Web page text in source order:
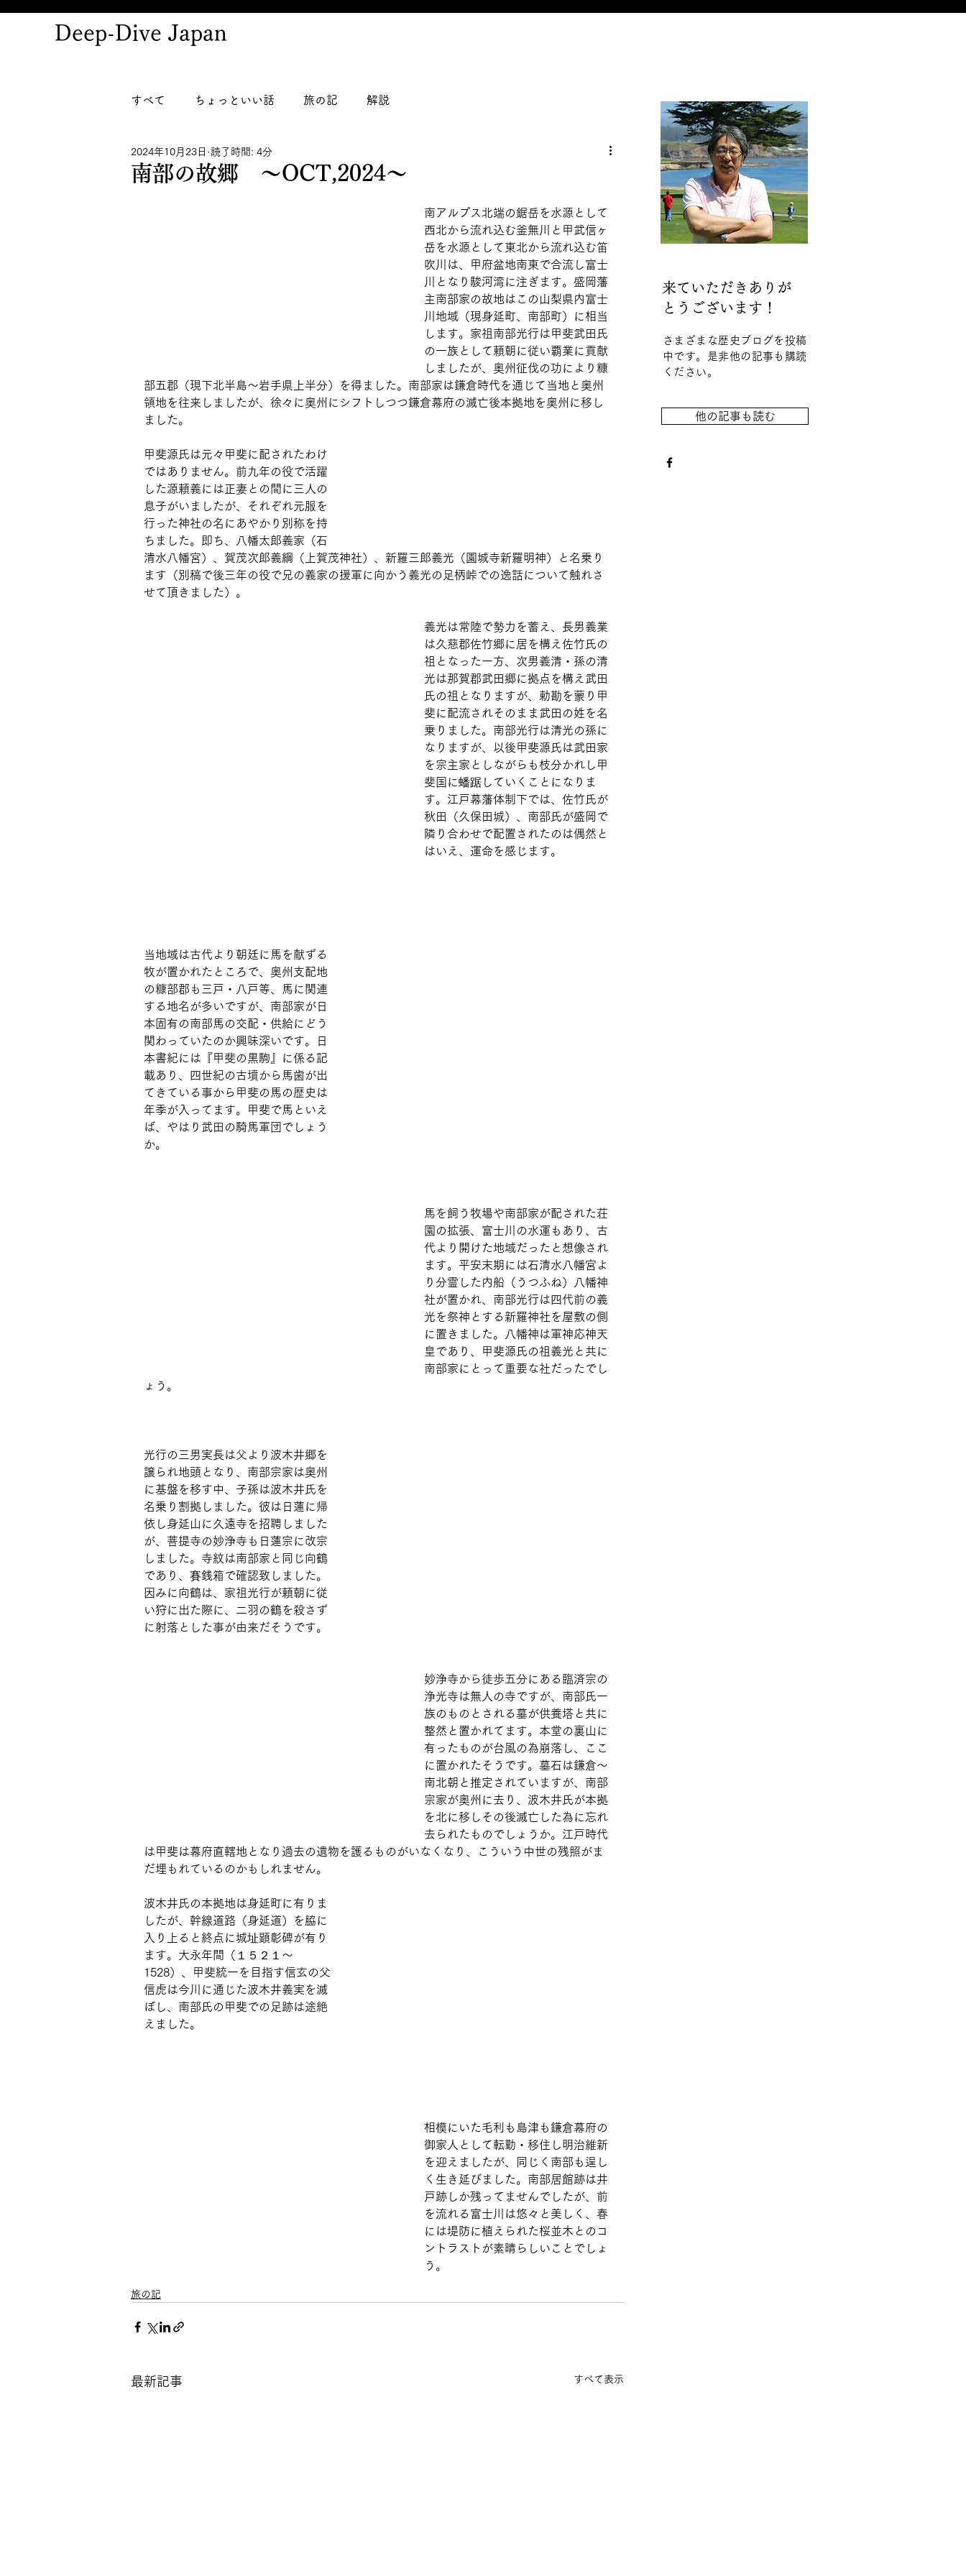
Deep-Dive Japan
すべて ちょっといい話 旅の記 解説
南部の故郷 ～OCT,2024～
2024年10月23日 読了時間: 4分
南アルプス北端の鋸岳を水源として
西北から流れ込む釜無川と甲武信ヶ
岳を水源として東北から流れ込む笛
吹川は、甲府盆地南東で合流し富士
川となり駿河湾に注ぎます。盛岡藩
主南部家の故地はこの山梨県内富士
川地域（現身延町、南部町）に相当
します。家祖南部光行は甲斐武田氏
の一族として頼朝に従い覇業に貢献
しましたが、奥州征伐の功により糠
部五郡（現下北半島～岩手県上半分）を得ました。南部家は鎌倉時代を通じて当地と奥州
領地を往来しましたが、徐々に奥州にシフトしつつ鎌倉幕府の滅亡後本拠地を奥州に移し
ました。
甲斐源氏は元々甲斐に配されたわけ
ではありません。前九年の役で活躍
した源頼義には正妻との間に三人の
息子がいましたが、それぞれ元服を
行った神社の名にあやかり別称を持
ちました。即ち、八幡太郎義家（石
清水八幡宮）、賀茂次郎義綱（上賀茂神社）、新羅三郎義光（園城寺新羅明神）と名乗り
ます（別稿で後三年の役で兄の義家の援軍に向かう義光の足柄峠での逸話について触れさ
せて頂きました）。
義光は常陸で勢力を蓄え、長男義業
は久慈郡佐竹郷に居を構え佐竹氏の
祖となった一方、次男義清・孫の清
光は那賀郡武田郷に拠点を構え武田
氏の祖となりますが、勅勘を蒙り甲
斐に配流されそのまま武田の姓を名
乗りました。南部光行は清光の孫に
なりますが、以後甲斐源氏は武田家
を宗主家としながらも枝分かれし甲
斐国に蟠踞していくことになりま
す。江戸幕藩体制下では、佐竹氏が
秋田（久保田城）、南部氏が盛岡で
隣り合わせで配置されたのは偶然と
はいえ、運命を感じます。
当地域は古代より朝廷に馬を献ずる
牧が置かれたところで、奥州支配地
の糠部郡も三戸・八戸等、馬に関連
する地名が多いですが、南部家が日
本固有の南部馬の交配・供給にどう
関わっていたのか興味深いです。日
本書紀には『甲斐の黒駒』に係る記
載あり、四世紀の古墳から馬歯が出
てきている事から甲斐の馬の歴史は
年季が入ってます。甲斐で馬といえ
ば、やはり武田の騎馬軍団でしょう
か。
馬を飼う牧場や南部家が配された荘
園の拡張、富士川の水運もあり、古
代より開けた地域だったと想像され
ます。平安末期には石清水八幡宮よ
り分霊した内船（うつふね）八幡神
社が置かれ、南部光行は四代前の義
光を祭神とする新羅神社を屋敷の側
に置きました。八幡神は軍神応神天
皇であり、甲斐源氏の祖義光と共に
南部家にとって重要な社だったでし
ょう。
光行の三男実長は父より波木井郷を
譲られ地頭となり、南部宗家は奥州
に基盤を移す中、子孫は波木井氏を
名乗り割拠しました。彼は日蓮に帰
依し身延山に久遠寺を招聘しました
が、菩提寺の妙浄寺も日蓮宗に改宗
しました。寺紋は南部家と同じ向鶴
であり、賽銭箱で確認致しました。
因みに向鶴は、家祖光行が頼朝に従
い狩に出た際に、二羽の鶴を殺さず
に射落とした事が由来だそうです。
妙浄寺から徒歩五分にある臨済宗の
浄光寺は無人の寺ですが、南部氏一
族のものとされる墓が供養塔と共に
整然と置かれてます。本堂の裏山に
有ったものが台風の為崩落し、ここ
に置かれたそうです。墓石は鎌倉～
南北朝と推定されていますが、南部
宗家が奥州に去り、波木井氏が本拠
を北に移しその後滅亡した為に忘れ
去られたものでしょうか。江戸時代
は甲斐は幕府直轄地となり過去の遺物を護るものがいなくなり、こういう中世の残照がま
だ埋もれているのかもしれません。
波木井氏の本拠地は身延町に有りま
したが、幹線道路（身延道）を脇に
入り上ると終点に城址顕彰碑が有り
ます。大永年間（１５２１～
1528）、甲斐統一を目指す信玄の父
信虎は今川に通じた波木井義実を滅
ぼし、南部氏の甲斐での足跡は途絶
えました。
相模にいた毛利も島津も鎌倉幕府の
御家人として転勤・移住し明治維新
を迎えましたが、同じく南部も逞し
く生き延びました。南部居館跡は井
戸跡しか残ってませんでしたが、前
を流れる富士川は悠々と美しく、春
には堤防に植えられた桜並木とのコ
ントラストが素晴らしいことでしょ
う。
旅の記
最新記事 すべて表示
来ていただきありが
とうございます！
さまざまな歴史ブログを投稿
中です。是非他の記事も購読
ください。
他の記事も読む